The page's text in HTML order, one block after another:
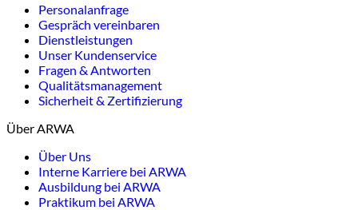
Personalanfrage
Gespräch vereinbaren
Dienstleistungen
Unser Kundenservice
Fragen & Antworten
Qualitätsmanagement
Sicherheit & Zertifizierung
Über ARWA
Über Uns
Interne Karriere bei ARWA
Ausbildung bei ARWA
Praktikum bei ARWA